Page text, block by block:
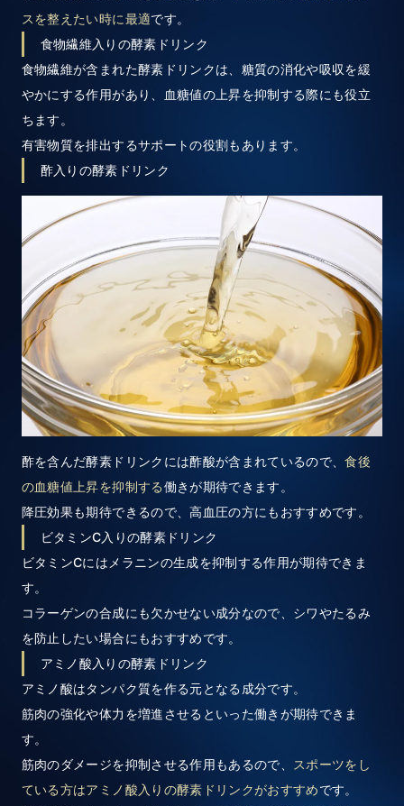
スを整えたい時に最適です。
食物繊維入りの酵素ドリンク
食物繊維が含まれた酵素ドリンクは、糖質の消化や吸収を緩
やかにする作用があり、血糖値の上昇を抑制する際にも役立
ちます。
有害物質を排出するサポートの役割もあります。
酢入りの酵素ドリンク
酢を含んだ酵素ドリンクには酢酸が含まれているので、食後
の血糖値上昇を抑制する働きが期待できます。
降圧効果も期待できるので、高血圧の方にもおすすめです。
ビタミンC入りの酵素ドリンク
ビタミンCにはメラニンの生成を抑制する作用が期待できま
す。
コラーゲンの合成にも欠かせない成分なので、シワやたるみ
を防止したい場合にもおすすめです。
アミノ酸入りの酵素ドリンク
アミノ酸はタンパク質を作る元となる成分です。
筋肉の強化や体力を増進させるといった働きが期待できま
す。
筋肉のダメージを抑制させる作用もあるので、
スポーツをし
ている方はアミノ酸入りの酵素ドリンクがおすすめです。